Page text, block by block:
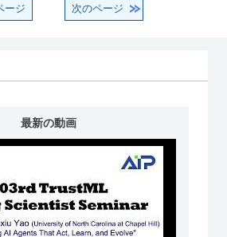
ージ 次のページ
最新の動画